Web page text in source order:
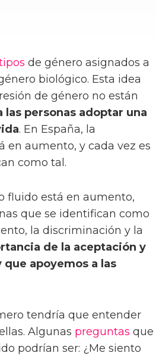
de género asignados a
biológico. Esta idea
de género no están
las personas adoptar una
. En España, la
en aumento, y cada vez es
como tal.
fluido está en aumento,
que se identifican como
la discriminación y la
de la aceptación y
apoyemos a las
tendría que entender
Algunas preguntas que
podrían ser: ¿Me siento